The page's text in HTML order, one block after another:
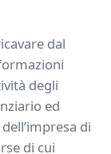
dal
degli
ed
di
di cui